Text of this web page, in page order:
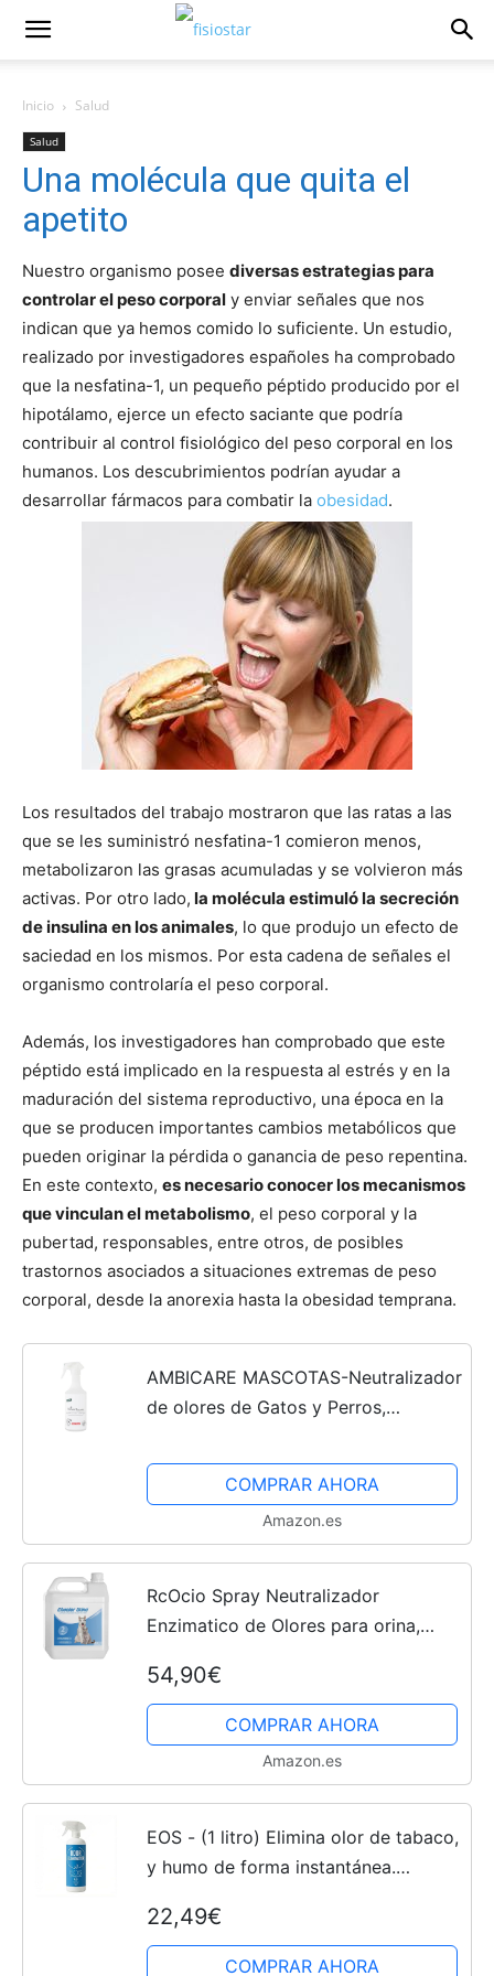
Inicio Salud
Salud
Una molécula que quita el
apetito
Nuestro organismo posee diversas estrategias para
controlar el peso corporal y enviar señales que nos
indican que ya hemos comido lo suficiente. Un estudio,
realizado por investigadores españoles ha comprobado
que la nesfatina-1, un pequeño péptido producido por el
hipotálamo, ejerce un efecto saciante que podrí­a
contribuir al control fisiológico del peso corporal en los
humanos. Los descubrimientos podrí­an ayudar a
desarrollar fármacos para combatir la obesidad.
Los resultados del trabajo mostraron que las ratas a las
que se les suministró nesfatina-1 comieron menos,
metabolizaron las grasas acumuladas y se volvieron más
activas. Por otro lado, la molécula estimuló la secreción
de insulina en los animales, lo que produjo un efecto de
saciedad en los mismos. Por esta cadena de señales el
organismo controlarí­a el peso corporal.
Además, los investigadores han comprobado que este
péptido está implicado en la respuesta al estrés y en la
maduración del sistema reproductivo, una época en la
que se producen importantes cambios metabólicos que
pueden originar la pérdida o ganancia de peso repentina.
En este contexto, es necesario conocer los mecanismos
que vinculan el metabolismo, el peso corporal y la
pubertad, responsables, entre otros, de posibles
trastornos asociados a situaciones extremas de peso
corporal, desde la anorexia hasta la obesidad temprana.
AMBICARE MASCOTAS-Neutralizador
de olores de Gatos y Perros,
ambientador absorbe olores
mascotas, Biodegradable y sin
COMPRAR AHORA
Amazon.es
RcOcio Spray Neutralizador
Enzimatico de Olores para orina,
Gatos/eliminador de Malos olores
producido por el Pipi de Las...
54,90€
COMPRAR AHORA
Amazon.es
EOS - (1 litro) Elimina olor de tabaco,
y humo de forma instantánea.
especializado en quitar olores en
tejidos. Ambientador...
22,49€
COMPRAR AHORA